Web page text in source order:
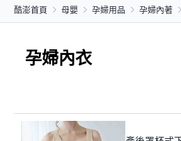
酷澎首頁 母嬰 孕婦用品 孕婦內著
孕婦內衣